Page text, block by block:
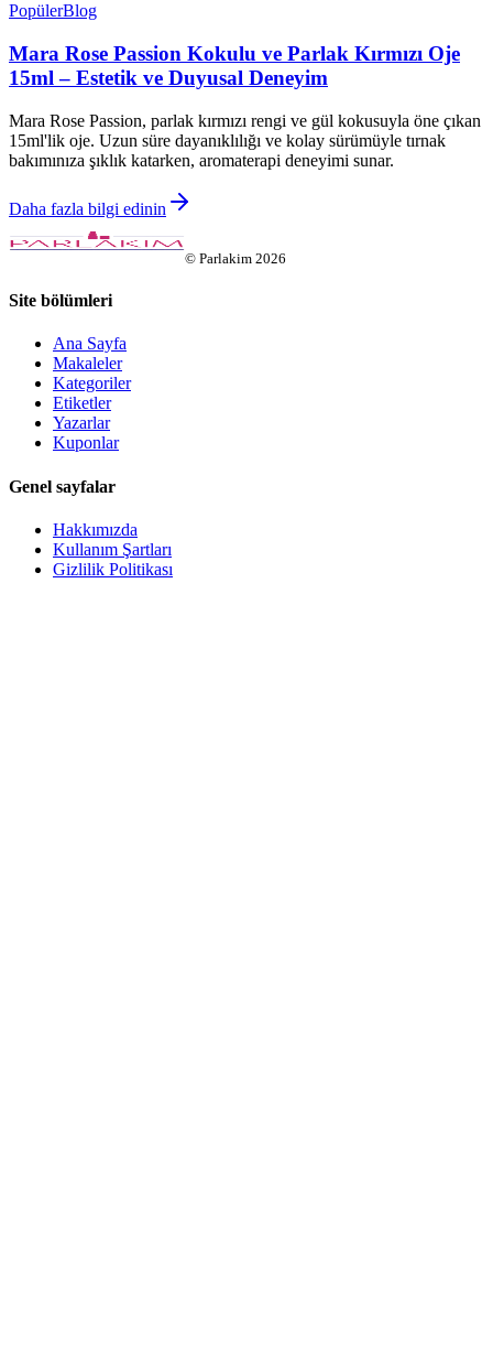
PopülerBlog
Mara Rose Passion Kokulu ve Parlak Kırmızı Oje
15ml – Estetik ve Duyusal Deneyim
Mara Rose Passion, parlak kırmızı rengi ve gül kokusuyla öne çıkan
15ml'lik oje. Uzun süre dayanıklılığı ve kolay sürümüyle tırnak
bakımınıza şıklık katarken, aromaterapi deneyimi sunar.
Daha fazla bilgi edinin
© Parlakim 2026
Site bölümleri
Ana Sayfa
Makaleler
Kategoriler
Etiketler
Yazarlar
Kuponlar
Genel sayfalar
Hakkımızda
Kullanım Şartları
Gizlilik Politikası